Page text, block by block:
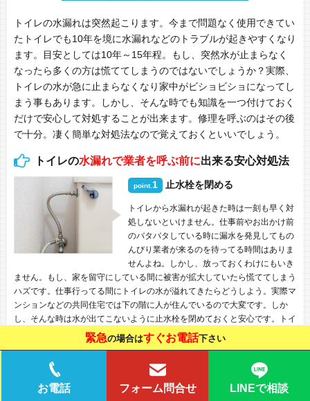
トイレの水漏れは突然起こります。今まで問題なく使用できてい
たトイレでも10年を境に水漏れなどのトラブルが起きやすくなり
ます。目安としては10年～15年程。もし、突然水が止まらなく
なったら多くの方は慌ててしまうのではないでしょうか？実際、
トイレの水が急に止まらなくなり家中がビショビショになってし
まう事もあります。しかし、そんな時でも知識を一つ付けておく
だけで安心して対処することが出来ます。修理を呼ぶのはその後
で十分。凄く簡単な対処法なので覚えておくといいでしょう。
トイレの水漏れで業者を呼ぶ前に出来る安心対処法
point.1 止水栓を閉める
トイレから水漏れが起きた時は一刻も早く対
処しないといけません。仕事前やお出かけ前
のバタバタしている時に漏水を発見してもの
んびり業者が来るのを待ってる時間はありま
せんよね。しかし、放っておくわけにもいき
ません。もし、家を留守にしている間に被害が拡大していたら慌ててしまう
ハズです。仕事行ってる間にトイレの水が溢れてきたらどうしよう。実際マ
ンションなどの共同住宅では下の階に人が住んでいるので大変です。しか
し、そんな時は水が出てこないように止水栓を閉めておくと安心です。トイ
レの止水栓を閉めることで家の水道が停止する為、これ以上水が出てくる事
はありません。帰ってきてからゆっくり業者に依頼するようにしましょう。
point.2 タンク内を確認してみる
緊急の場合はすぐお電話下さい
お電話 フォーム問合せ LINEで相談